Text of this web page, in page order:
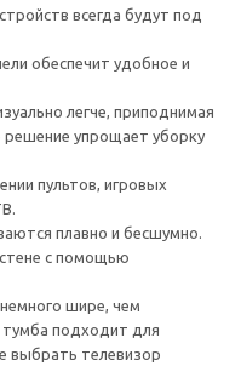
всегда будут под
обеспечит удобное и
легче, приподнимая
упрощает уборку
пультов, игровых
плавно и бесшумно.
с помощью
шире, чем
тумба подходит для
выбрать телевизор